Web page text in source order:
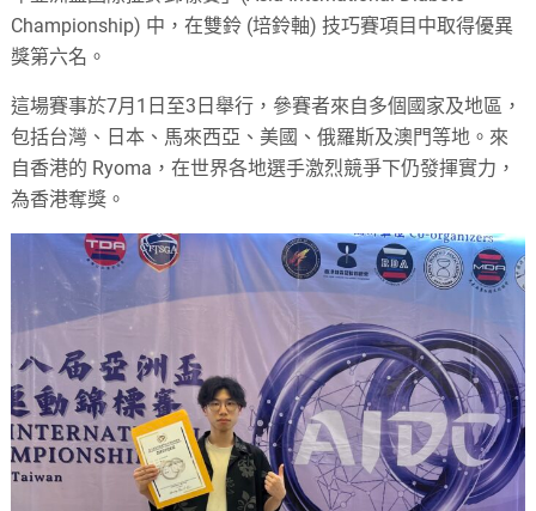
Championship) 中，在雙鈴 (培鈴軸) 技巧賽項目中取得優異
獎第六名。
這場賽事於7月1日至3日舉行，參賽者來自多個國家及地區，
包括台灣、日本、馬來西亞、美國、俄羅斯及澳門等地。來
自香港的 Ryoma，在世界各地選手激烈競爭下仍發揮實力，
為香港奪獎。